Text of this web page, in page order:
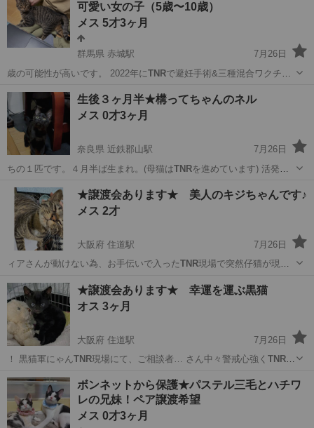
可愛い女の子（5歳〜10歳）
メス 5才3ヶ月
群馬県 赤城駅
7月26日
歳の可能性が高いです。 2022年にTNRで避妊手術&三種混合ワクチン
群馬 桐生市 赤城駅 猫
生後３ヶ月半★構ってちゃんのネル
メス 0才3ヶ月
奈良県 近鉄郡山駅
7月26日
ちの１匹です。４月半ば生まれ。(母猫はTNRを進めています) 活発で
奈良 大和郡山市 近鉄郡山駅 ワクチン
★譲渡会あります★ 美人のキジちゃんです♪
メス 2才
大阪府 住道駅
7月26日
ィアさんが動けない為、お手伝いで入ったTNR現場で突然仔猫が現れ
大阪 大東市 住道駅 猫 トライアル
★譲渡会あります★ 幸運を運ぶ黒猫
オス 3ヶ月
大阪府 住道駅
7月26日
！ 黒猫軍にゃんTNR現場にて、ご相談者… さん中々警戒心強く TNR難
大阪 大東市 住道駅 猫 トライアル
ボンネットから保護★パステル三毛とハチワ
レの兄妹！ペア譲渡希望
メス 0才3ヶ月